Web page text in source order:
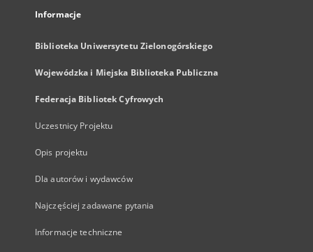
Informacje
Biblioteka Uniwersytetu Zielonogórskiego
Wojewódzka i Miejska Biblioteka Publiczna
Federacja Bibliotek Cyfrowych
Uczestnicy Projektu
Opis projektu
Dla autorów i wydawców
Najczęściej zadawane pytania
Informacje techniczne